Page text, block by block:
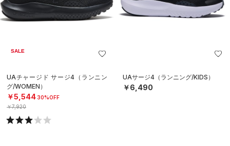
SALE
UAチャージド サージ4（ランニン
グ/WOMEN）
￥5,54430%OFF
￥7,920
UAサージ4（ランニング/KIDS）
￥6,490